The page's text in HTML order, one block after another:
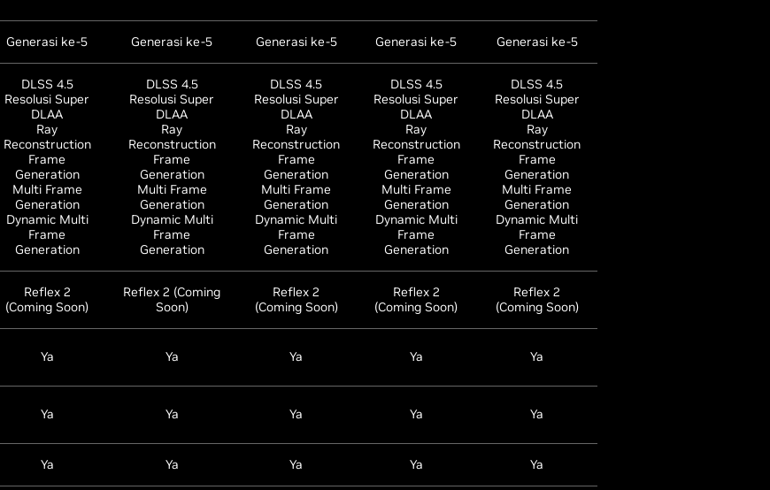
Generasi ke-5 Generasi ke-5 Generasi ke-5 Generasi ke-5 Generasi ke-5
DLSS 4.5
Resolusi Super
DLAA
Ray
Reconstruction
Frame
Generation
Multi Frame
Generation
Dynamic Multi
Frame
Generation
DLSS 4.5
Resolusi Super
DLAA
Ray
Reconstruction
Frame
Generation
Multi Frame
Generation
Dynamic Multi
Frame
Generation
DLSS 4.5
Resolusi Super
DLAA
Ray
Reconstruction
Frame
Generation
Multi Frame
Generation
Dynamic Multi
Frame
Generation
DLSS 4.5
Resolusi Super
DLAA
Ray
Reconstruction
Frame
Generation
Multi Frame
Generation
Dynamic Multi
Frame
Generation
DLSS 4.5
Resolusi Super
DLAA
Ray
Reconstruction
Frame
Generation
Multi Frame
Generation
Dynamic Multi
Frame
Generation
Reflex 2
(Coming Soon)
Reflex 2 (Coming
Soon)
Reflex 2
(Coming Soon)
Reflex 2
(Coming Soon)
Reflex 2
(Coming Soon)
Ya Ya Ya Ya Ya
Ya Ya Ya Ya Ya
Ya Ya Ya Ya Ya